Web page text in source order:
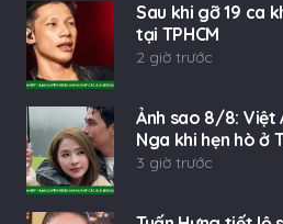
Sau khi gỡ 19 ca
tại TPHCM
2 giờ trước
Ảnh sao 8/8: Việt
Nga khi hẹn hò ở
3 giờ trước